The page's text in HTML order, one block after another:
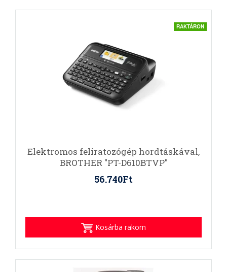
RAKTÁRON
Elektromos feliratozógép hordtáskával,
BROTHER "PT-D610BTVP"
56.740Ft
Kosárba rakom